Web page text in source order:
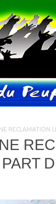
RECLAMATION